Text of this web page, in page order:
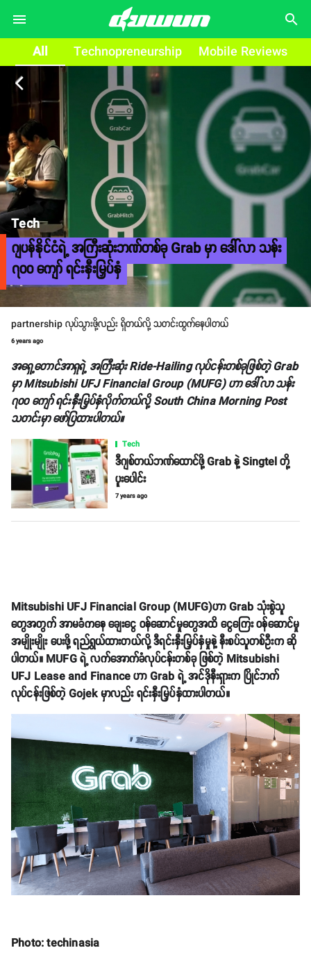
search
All Technopreneurship Mobile Reviews
arrow_back_ios
Tech
ဂျပန်နိုင်ငံရဲ့ အကြီးဆုံးဘဏ်တစ်ခု Grab မှာ ဒေါ်လာ သန်း
၇၀၀ ကျော် ရင်းနှီးမြှပ်နှံ
partnership လုပ်သွားဖို့လည်း ရှိတယ်လို့ သတင်းထွက်နေပါတယ်
6 years ago
အရှေ့တောင်အာရှရဲ့ အကြီးဆုံး Ride-Hailing လုပ်ငန်းတစ်ခုဖြစ်တဲ့ Grab
မှာ Mitsubishi UFJ Financial Group (MUFG) ဟာ ဒေါ်လာ သန်း
၇၀၀ ကျော် ရင်းနှီးမြှပ်နှံလိုက်တယ်လို့ South China Morning Post
သတင်းမှာ ဖော်ပြထားပါတယ်။
Tech
ဒီဂျစ်တယ်ဘဏ်ထောင်ဖို့ Grab နဲ့ Singtel တို့
ပူးပေါင်း
7 years ago
Mitsubishi UFJ Financial Group (MUFG)ဟာ Grab သုံးစွဲသူ
တွေအတွက် အာမခံကနေ ချေးငွေ ဝန်ဆောင်မှုတွေအထိ ငွေကြေး ဝန်ဆောင်မှု
အမျိုးမျိုး ပေးဖို့ ရည်ရွယ်ထားတယ်လို့ ဒီရင်းနှီးမြှပ်နှံမှုနဲ့ နီးစပ်သူတစ်ဦးက ဆို
ပါတယ်။ MUFG ရဲ့ လက်အောက်ခံလုပ်ငန်းတစ်ခု ဖြစ်တဲ့ Mitsubishi
UFJ Lease and Finance ဟာ Grab ရဲ့ အင်ဒိုနီးရှားက ပြိုင်ဘက်
လုပ်ငန်းဖြစ်တဲ့ Gojek မှာလည်း ရင်းနှီးမြှပ်နှံထားပါတယ်။
Photo: techinasia